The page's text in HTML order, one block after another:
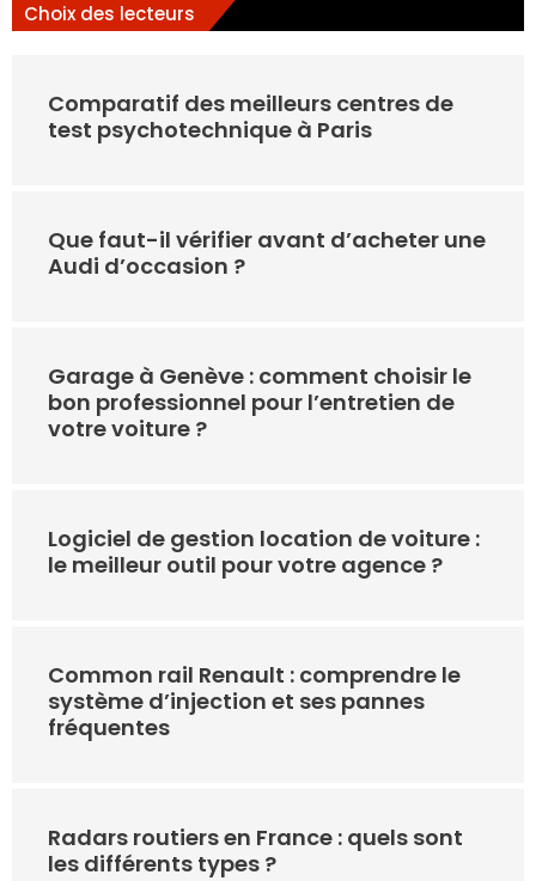
Choix des lecteurs
Comparatif des meilleurs centres de
test psychotechnique à Paris
Que faut-il vérifier avant d’acheter une
Audi d’occasion ?
Garage à Genève : comment choisir le
bon professionnel pour l’entretien de
votre voiture ?
Logiciel de gestion location de voiture :
le meilleur outil pour votre agence ?
Common rail Renault : comprendre le
système d’injection et ses pannes
fréquentes
Radars routiers en France : quels sont
les différents types ?